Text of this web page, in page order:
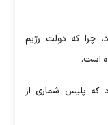
چرا که دولت رژیم
است.
کرد که پلیس شماری از